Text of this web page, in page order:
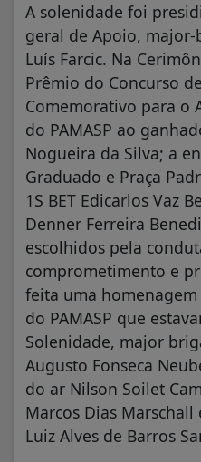
A solenidade foi
geral de Apoio,
Luís Farcic. Na
Prêmio do Concurso
Comemorativo para o
do PAMASP ao
Nogueira da Silva; a
Graduado e Praça
1S BET Edicarlos Vaz
Denner Ferreira
escolhidos pela
comprometimento e
feita uma
do PAMASP que
Solenidade, major
Augusto Fonseca
do ar Nilson Soilet
Marcos Dias
Luiz Alves de Barros